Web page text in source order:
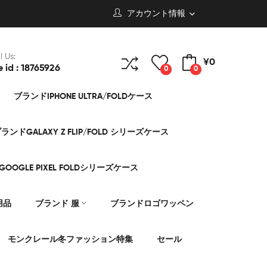
アカウント情報
Us:
id : 18765926 0 0
¥0
ブランドIPHONE ULTRA/FOLDケース
ンドGALAXY Z FLIP/FOLD シリーズケース
PIXEL FOLDシリーズケース
品 ブランド 服 ブランドロゴワッペン
モンクレール冬ファッション特集 セール